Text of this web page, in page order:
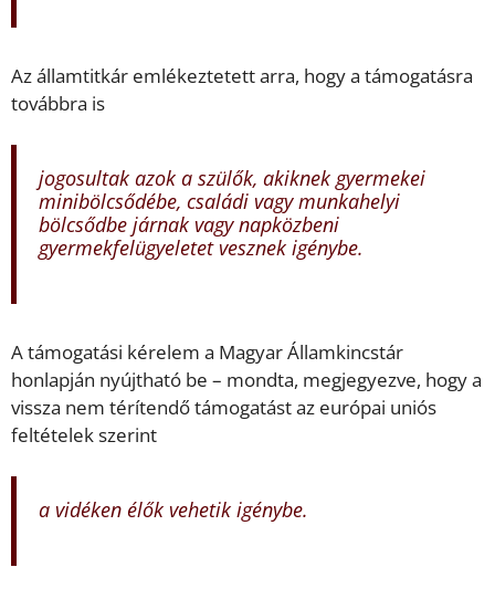
Az államtitkár emlékeztetett arra, hogy a támogatásra
továbbra is
jogosultak azok a szülők, akiknek gyermekei
minibölcsődébe, családi vagy munkahelyi
bölcsődbe járnak vagy napközbeni
gyermekfelügyeletet vesznek igénybe.
A támogatási kérelem a Magyar Államkincstár
honlapján nyújtható be – mondta, megjegyezve, hogy a
vissza nem térítendő támogatást az európai uniós
feltételek szerint
a vidéken élők vehetik igénybe.